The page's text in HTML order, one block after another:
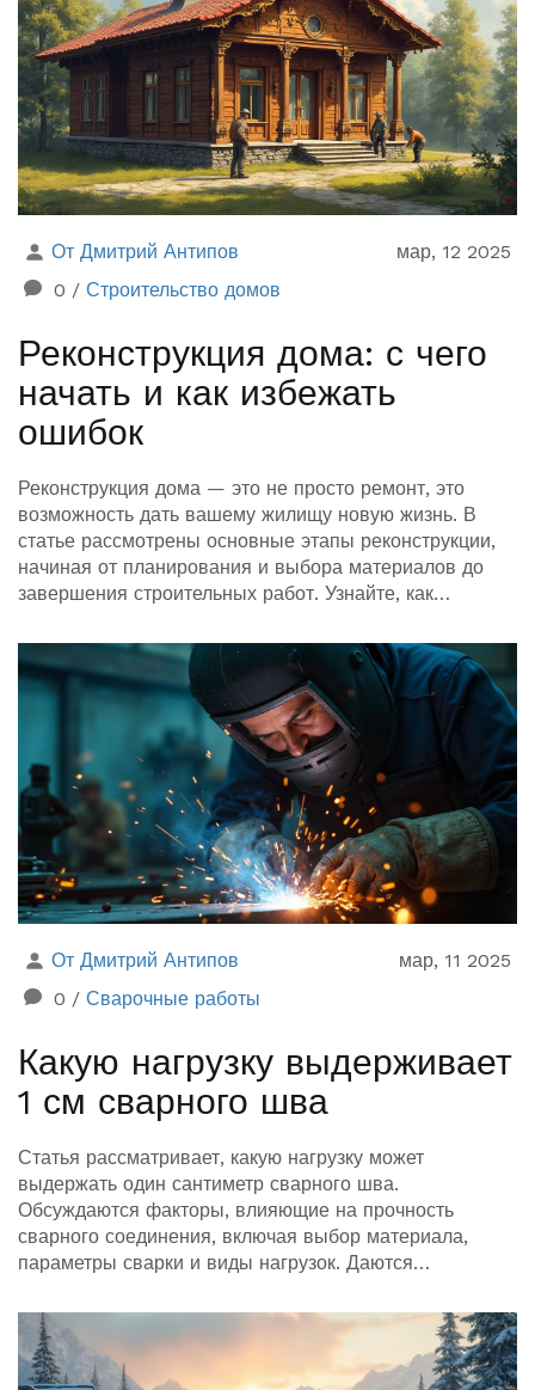
От Дмитрий Антипов
мар, 12 2025
0 / Строительство домов
Реконструкция дома: с чего
начать и как избежать
ошибок
Реконструкция дома — это не просто ремонт, это
возможность дать вашему жилищу новую жизнь. В
статье рассмотрены основные этапы реконструкции,
начиная от планирования и выбора материалов до
завершения строительных работ. Узнайте, как
распространенных ошибок. Получите советы, которые
помогут сэкономить время и деньги в процессе
обновления вашего дома. Практические рекомендации
помогут сделать процесс реконструкции максимально
эффективным и приятным.
От Дмитрий Антипов
мар, 11 2025
0 / Сварочные работы
Какую нагрузку выдерживает
1 см сварного шва
Статья рассматривает, какую нагрузку может
выдержать один сантиметр сварного шва.
Обсуждаются факторы, влияющие на прочность
сварного соединения, включая выбор материала,
параметры сварки и виды нагрузок. Даются
сварных швов. Статья полезна как для
профессионалов, так и для любителей сварочных
работ.